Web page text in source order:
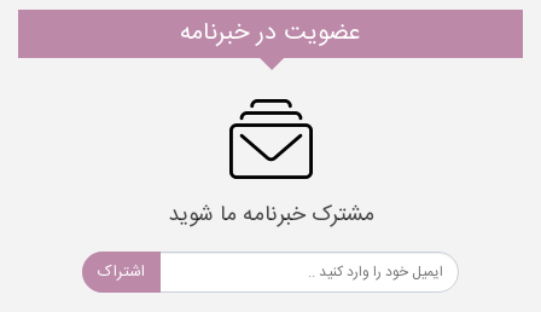
عضویت در خبرنامه
مشترک خبرنامه ما شوید
اشتراک